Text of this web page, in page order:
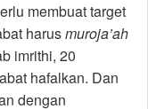
membuat target
harusmuroja’ah
imrithi, 20
hafalkan. Dan
dengan